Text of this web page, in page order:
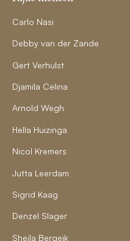
Carlo Nasi
Debby van der Zande
Gert Verhulst
Djamila Celina
Arnold Wegh
Hella Huizinga
Nicol Kremers
Jutta Leerdam
Sigrid Kaag
Denzel Slager
Sheila Bergeik